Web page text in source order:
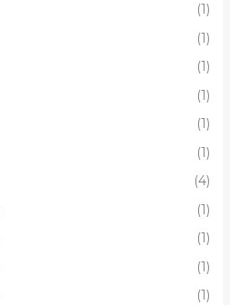
(1)
(1)
(1)
(1)
(1)
(1)
(4)
(1)
(1)
(1)
(1)